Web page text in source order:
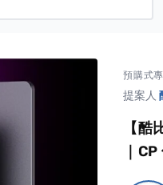
預購式
提案人
【
｜